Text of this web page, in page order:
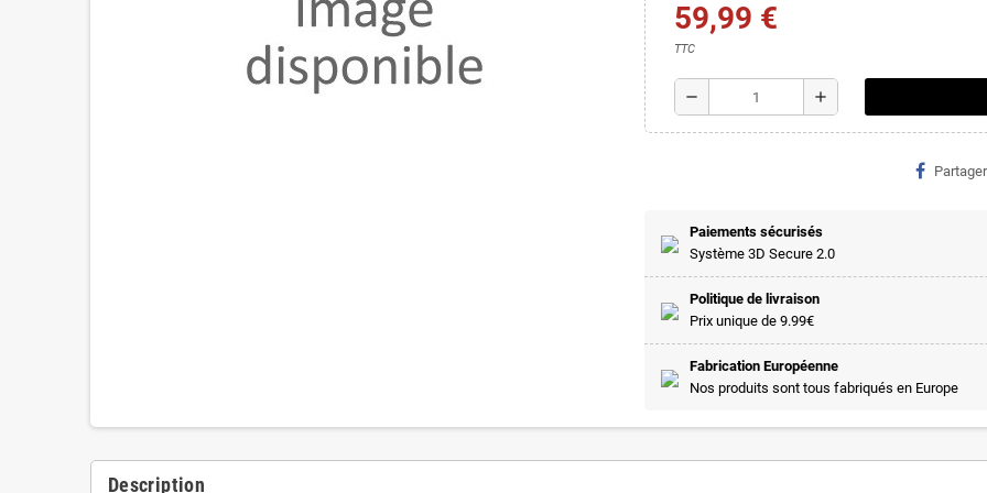
59,99 €
TTC
remove add
Partager
Paiements sécurisés
Système 3D Secure 2.0
Politique de livraison
Prix unique de 9.99€
Fabrication Européenne
Nos produits sont tous fabriqués en Europe
Description